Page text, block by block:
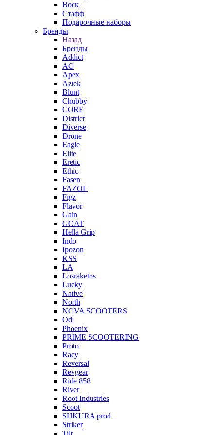
Воск
Стафф
Подарочные наборы
Бренды
Назад
Бренды
Addict
AO
Apex
Aztek
Blunt
Chubby
CORE
District
Diverse
Drone
Eagle
Elite
Eretic
Ethic
Fasen
FAZOL
Figz
Flavor
Gain
GOAT
Hella Grip
Indo
Ipozon
KSS
LA
Losraketos
Lucky
Native
North
NOVA SCOOTERS
Odi
Phoenix
PRIME SCOOTERING
Proto
Racy
Reversal
Revgear
Ride 858
River
Root Industries
Scoot
SHKURA рrоd
Striker
Tilt